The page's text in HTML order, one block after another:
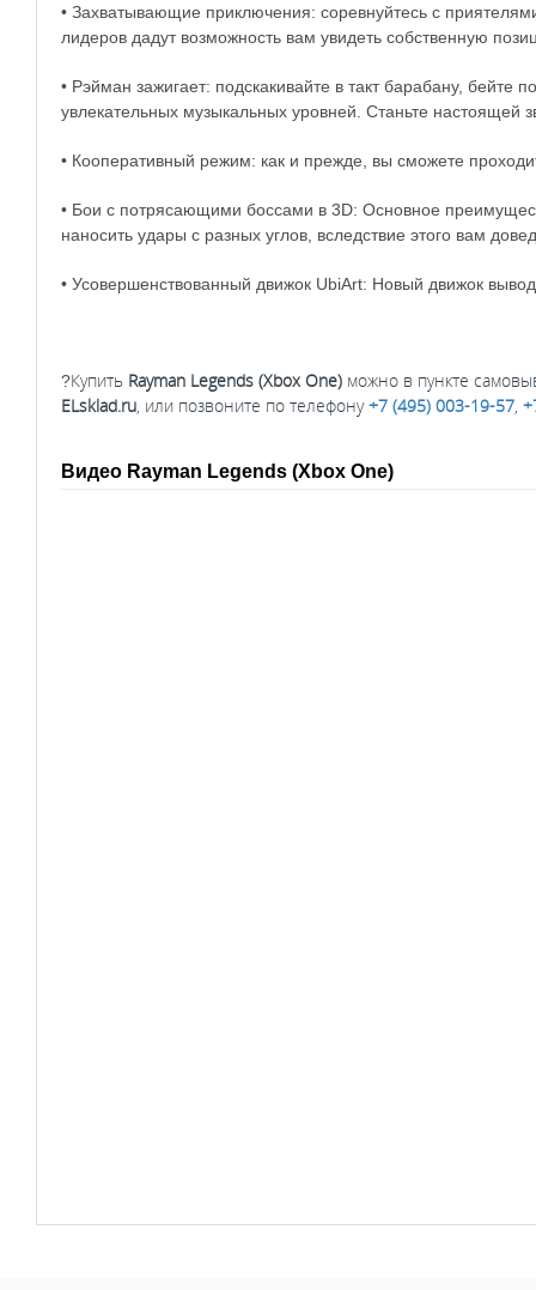
• Захватывающие приключения: соревнуйтесь с
лидеров дадут возможность вам увидеть собственную
• Рэйман зажигает: подскакивайте в такт барабану,
увлекательных музыкальных уровней. Станьте настоящей
• Кооперативный режим: как и прежде, вы сможете
• Бои с потрясающими боссами в 3D: Основное
наносить удары с разных углов, вследствие этого вам
• Усовершенствованный движок UbiArt: Новый движок
?Купить Rayman Legends (Xbox One) можно в пункте
ELsklad.ru , или позвоните по телефону+7 (495) 003-19-57
Видео Rayman Legends (Xbox One)